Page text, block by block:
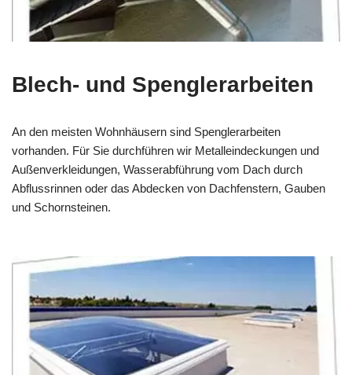
Blech- und Spenglerarbeiten
An den meisten Wohnhäusern sind Spenglerarbeiten
vorhanden. Für Sie durchführen wir Metalleindeckungen und
Außenverkleidungen, Wasserabführung vom Dach durch
Abflussrinnen oder das Abdecken von Dachfenstern, Gauben
und Schornsteinen.